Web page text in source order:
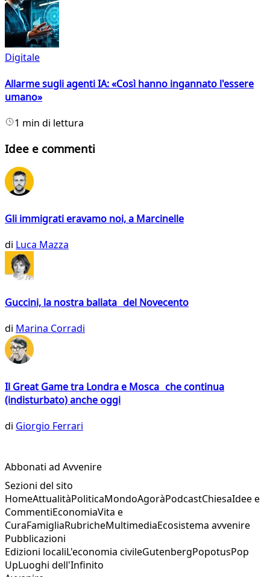
Digitale
Allarme sugli agenti IA: «Così hanno ingannato l'essere
umano»
1 min di lettura
Idee e commenti
Gli immigrati eravamo noi, a Marcinelle
di Luca Mazza
Guccini, la nostra ballata del Novecento
di Marina Corradi
Il Great Game tra Londra e Mosca che continua
(indisturbato) anche oggi
di Giorgio Ferrari
Abbonati ad Avvenire
Sezioni del sito
HomeAttualitàPoliticaMondoAgoràPodcastChiesaIdee e
CommentiEconomiaVita e
CuraFamigliaRubricheMultimediaEcosistema avvenire
Pubblicazioni
Edizioni localiL'economia civileGutenbergPopotusPop
UpLuoghi dell'Infinito